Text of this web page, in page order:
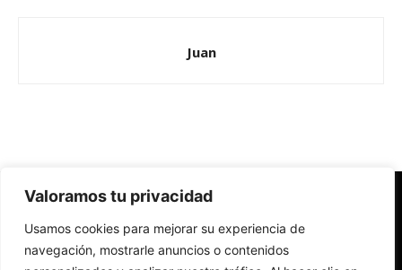
Valoramos tu privacidad
Usamos cookies para mejorar su experiencia de
navegación, mostrarle anuncios o contenidos
Juan
Redes Cristianas
Una mirada alternativa sobre la Iglesia católica y la sociedad
- Colectivos de Redes Cristianas